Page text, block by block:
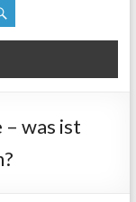
– was ist